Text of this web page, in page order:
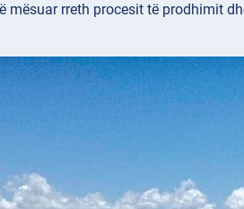
mësuar rreth procesit të prodhimit